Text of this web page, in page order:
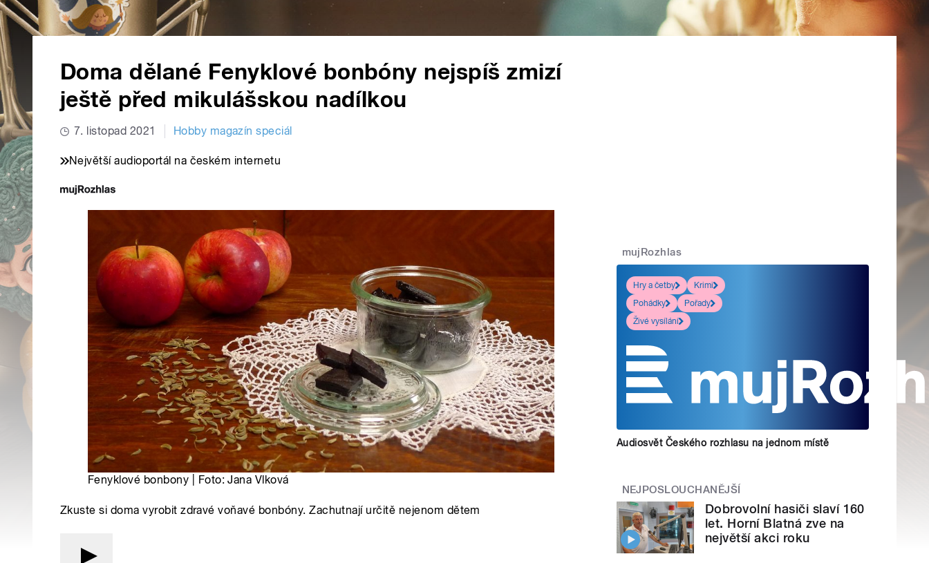
Doma dělané Fenyklové bonbóny nejspíš zmizí
ještě před mikulášskou nadílkou
7. listopad 2021 Hobby magazín speciál
Největší audioportál na českém internetu
Fenyklové bonbony | Foto: Jana Vlková
Zkuste si doma vyrobit zdravé voňavé bonbóny. Zachutnají určitě nejenom dětem
mujRozhlas
Hry a četby
Krimi
Pohádky
Pořady
Živé vysílání
Audiosvět Českého rozhlasu na jednom místě
NEJPOSLOUCHANĚJŠÍ
Dobrovolní hasiči slaví 160
let. Horní Blatná zve na
největší akci roku